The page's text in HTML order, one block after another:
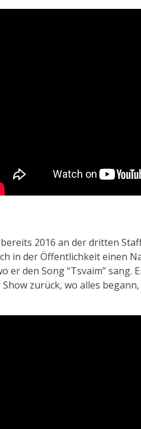
2016 an der dritten
in der Öffentlichkeit einen
er den Song “Tsvaim”
zurück, wo alles